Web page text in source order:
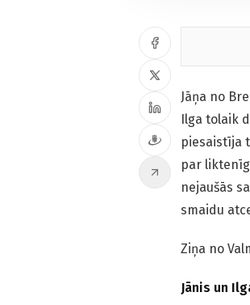
Jāņa no
Ilga tolaik
piesaistīja
par
nejaušās
smaidu
Ziņa no
Jānis un